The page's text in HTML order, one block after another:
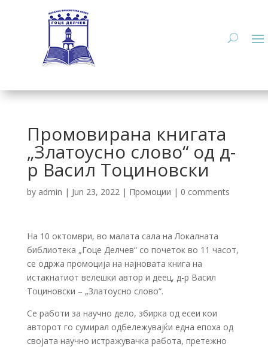
Промовирана книгата
„Златоусно слово“ од д-
р Васил Тоциновски
by admin | Jun 23, 2022| Промоции | 0 comments
На 10 октомври, во малата сала на Локалната
библиотека „Гоце Делчев“ со почеток во 11 часот,
се одржа промоција на најновата книга на
истакнатиот велешки автор и деец, д-р Васил
Тоциновски – „Златоусно слово“.
Се работи за научно дело, збирка од есеи кои
авторот го сумирал одбележувајќи една епоха од
својата научно истражувачка работа, претежно